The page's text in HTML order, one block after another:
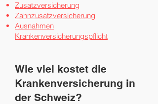
Zusatzversicherung
Zahnzusatzversicherung
Ausnahmen
Krankenversicherungspflicht
Wie viel kostet die
Krankenversicherung in
der Schweiz?